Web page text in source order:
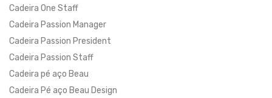
Cadeira One Staff
Cadeira Passion Manager
Cadeira Passion President
Cadeira Passion Staff
Cadeira pé aço Beau
Cadeira Pé aço Beau Design